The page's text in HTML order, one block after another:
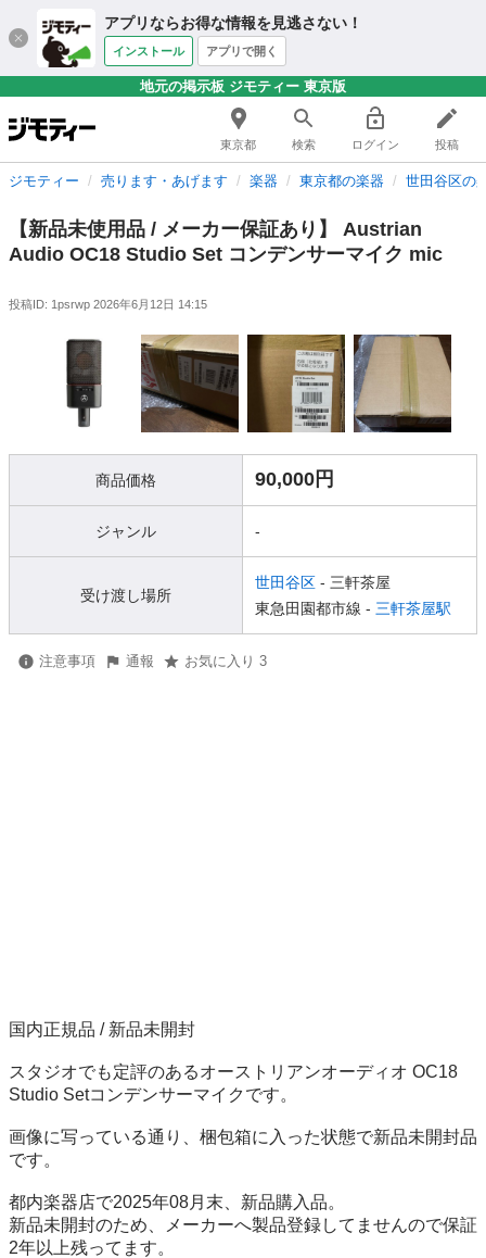
アプリならお得な情報を見逃さない！
インストール アプリで開く
地元の掲示板 ジモティー 東京版
東京都 検索 ログイン 投稿
ジモティー 売ります・あげます 楽器 東京都の楽器 世田谷区の
【新品未使用品 / メーカー保証あり】 Austrian
Audio OC18 Studio Set コンデンサーマイク mic
投稿ID: 1psrwp 2026年6月12日 14:15
商品価格 90,000円
ジャンル -
受け渡し場所
世田谷区 - 三軒茶屋
東急田園都市線 - 三軒茶屋駅
注意事項 通報 お気に入り 3
国内正規品 / 新品未開封
スタジオでも定評のあるオーストリアンオーディオ OC18
Studio Setコンデンサーマイクです。
画像に写っている通り、梱包箱に入った状態で新品未開封品
です。
都内楽器店で2025年08月末、新品購入品。
新品未開封のため、メーカーへ製品登録してませんので保証
2年以上残ってます。